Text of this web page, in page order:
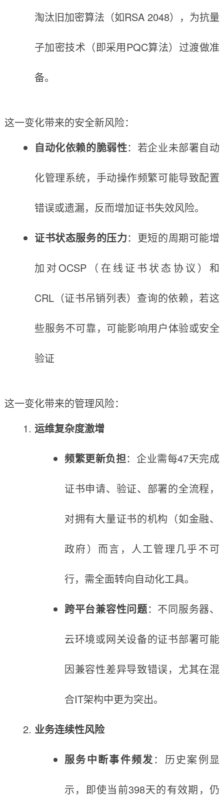
淘汰旧加密算法（如RSA 2048），为抗量
子加密技术（即采用PQC算法）过渡做准
备。
这一变化带来的安全新风险：
自动化依赖的脆弱性：若企业未部署自动
化管理系统，手动操作频繁可能导致配置
错误或遗漏，反而增加证书失效风险。
证书状态服务的压力：更短的周期可能增
加对OCSP（在线证书状态协议）和
CRL（证书吊销列表）查询的依赖，若这
些服务不可靠，可能影响用户体验或安全
验证
这一变化带来的管理风险：
运维复杂度激增
频繁更新负担：企业需每47天完成
证书申请、验证、部署的全流程，
对拥有大量证书的机构（如金融、
政府）而言，人工管理几乎不可
行，需全面转向自动化工具。
跨平台兼容性问题：不同服务器、
云环境或网关设备的证书部署可能
因兼容性差异导致错误，尤其在混
合IT架构中更为突出。
业务连续性风险
服务中断事件频发：历史案例显
示，即使当前398天的有效期，仍